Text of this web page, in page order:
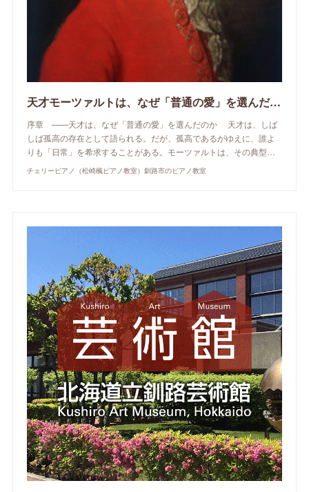
天才モーツァルトは、なぜ「普通の愛」を選んだのか
序章 ——天才は、なぜ「普通の愛」を選んだのか 天才は、しば
しば孤高の存在として語られる。だが、孤高であるがゆえに、誰よ
りも「日常」を希求することがある。モーツァルトは、その典型…
チェリーピアノ（松崎楓ピアノ教室）釧路市のピアノ教室